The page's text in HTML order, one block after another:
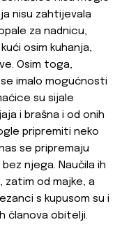
nisu zahtijevala
za nadnicu,
osim kuhanja,
Osim toga,
imalo mogućnosti
su sijale
i brašna i od onih
pripremiti neko
se pripremaju
njega. Naučila ih
zatim od majke, a
s kupusom su i
članova obitelji.